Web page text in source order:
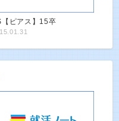
【ピアス】15卒